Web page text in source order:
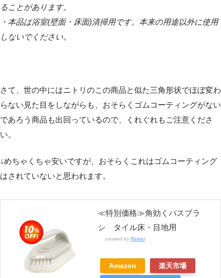
ることがあります。
・本品は浴室(壁面・床面)清掃用です。本来の用途以外に使用
しないでください。
さて、世の中にはニトリのこの商品と似た三角形状でほぼ変わ
らない見た目をしながらも、おそらくゴムコーティングがない
であろう商品も出回っているので、くれぐれもご注意くださ
い。
↓めちゃくちゃ安いですが、おそらくこれはゴムコーティング
はされていないと思われます。
≪特別価格≫角効くバスブラ
シ タイル床・目地用
created by Rinker
Amazon 楽天市場